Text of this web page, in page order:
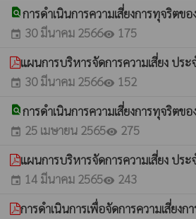
find_in_pageการดำเนินการความเสี่ยงการทุจริต
event 30 มีนาคม 2566visibility 175
แผนการบริหารจัดการความเสี่ยง ปร
event 30 มีนาคม 2566visibility 152
find_in_pageการดำเนินการความเสี่ยงการทุจริต
event 25 เมษายน 2565visibility 275
แผนการบริหารจัดการความเสี่ยง ปร
event 14 มีนาคม 2565visibility 243
การดำเนินการเพื่อจัดการความเสี่ยงก